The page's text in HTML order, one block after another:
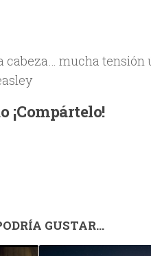
cabeza… mucha
¡Compártelo!
GUSTAR...